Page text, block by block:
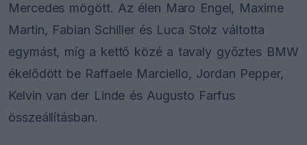
Mercedes mögött. Az élen Maro Engel, Maxime
Martin, Fabian Schiller és Luca Stolz váltotta
egymást, míg a kettő közé a tavaly győztes BMW
ékelődött be Raffaele Marciello, Jordan Pepper,
Kelvin van der Linde és Augusto Farfus
összeállításban.